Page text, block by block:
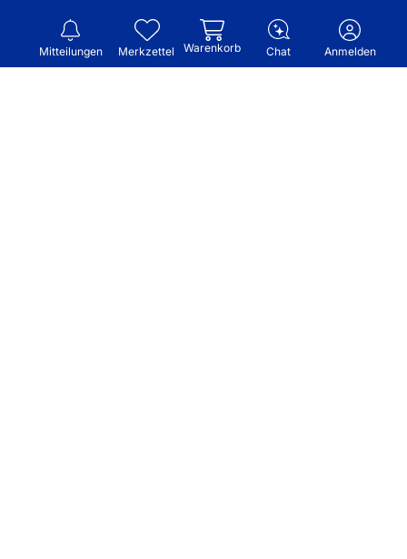
Mitteilungen Merkzettel Warenkorb Chat Anmelden